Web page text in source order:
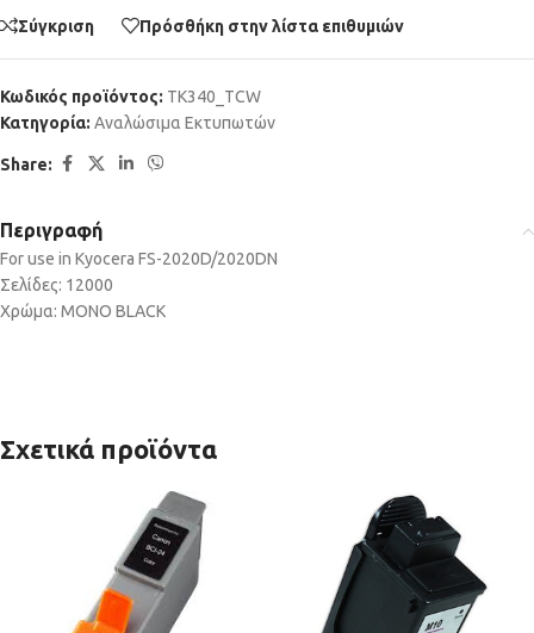
Σύγκριση Πρόσθήκη στην λίστα επιθυμιών
Κωδικός προϊόντος: TK340_TCW
Κατηγορία: Αναλώσιμα Εκτυπωτών
Share:
Περιγραφή
For use in Kyocera FS-2020D/2020DN
Σελίδες: 12000
Χρώμα: MONO BLACK
Σχετικά προϊόντα